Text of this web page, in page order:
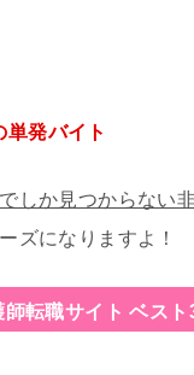
単発バイト
しか見つからない
ズになりますよ！
師転職サイト ベスト